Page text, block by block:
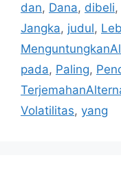
dan, Dana, dibeli,
Jangka, judul,
pada, Paling,
Volatilitas, yang